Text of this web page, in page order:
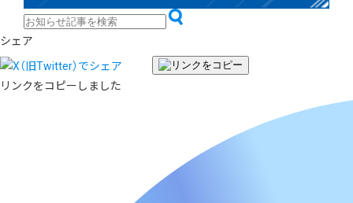
シェア
リンクをコピーしました